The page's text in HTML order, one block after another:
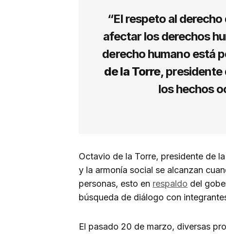
“El respeto al
afectar los derechos
derecho humano está
de la Torre,
los hechos
Octavio de la Torre, presidente de la
y la armonía social se alcanzan
personas, esto en respaldo del
búsqueda de diálogo con
El pasado 20 de marzo, diversas